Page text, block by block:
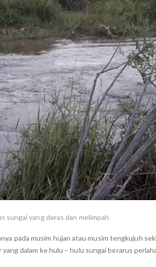
sungai yang deras dan melimpah
pada musim hujan atau musim tengkujuh
dalam ke hulu – hulu sungai berarus